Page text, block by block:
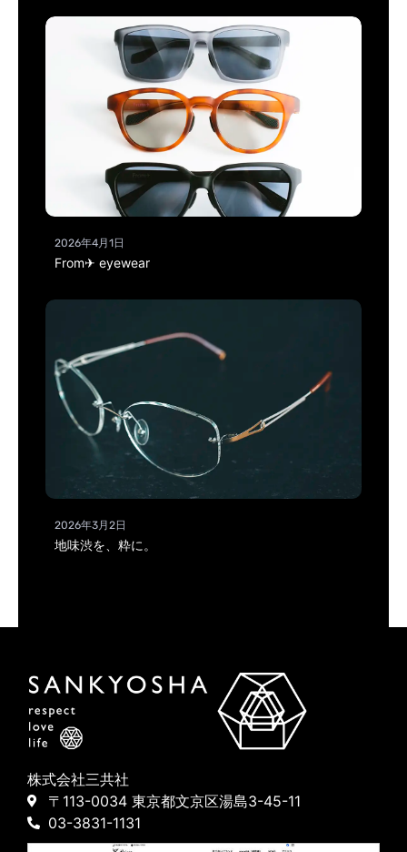
2026年4月1日
From✈ eyewear
2026年3月2日
地味渋を、粋に。
株式会社三共社
〒113-0034 東京都文京区湯島3-45-11
03-3831-1131